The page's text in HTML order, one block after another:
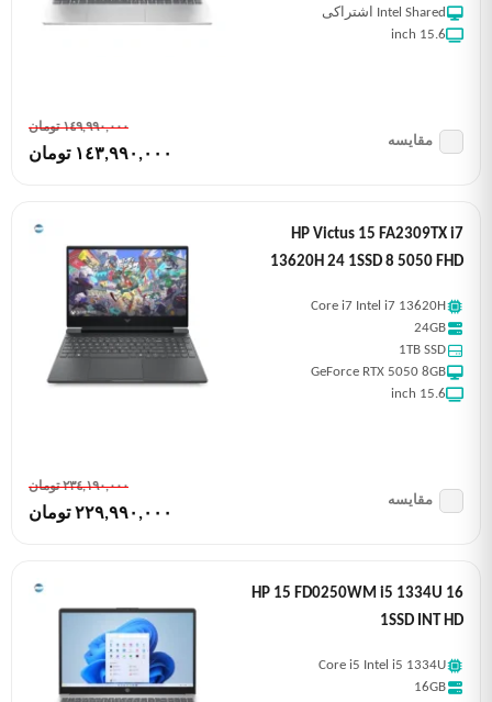
Intel Shared اشتراکی
15.6 inch
١٤٩,٩٩٠,٠٠٠ تومان
١٤٣,٩٩٠,٠٠٠ تومان
مقایسه
HP Victus 15 FA2309TX i7
13620H 24 1SSD 8 5050 FHD
Core i7 Intel i7 13620H
24GB
1TB SSD
GeForce RTX 5050 8GB
15.6 inch
٢٣٤,١٩٠,٠٠٠ تومان
٢٢٩,٩٩٠,٠٠٠ تومان
مقایسه
HP 15 FD0250WM i5 1334U 16
1SSD INT HD
Core i5 Intel i5 1334U
16GB